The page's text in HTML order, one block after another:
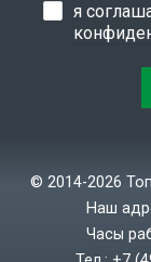
я
© 2014-2026
Наш
Часы